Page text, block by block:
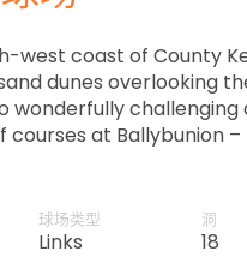
west coast of County
dunes overlooking
wonderfully challenging
courses at Ballybunion
Jones Cashen Course.
every hazard and
presence.
球场类型
Links
洞
18